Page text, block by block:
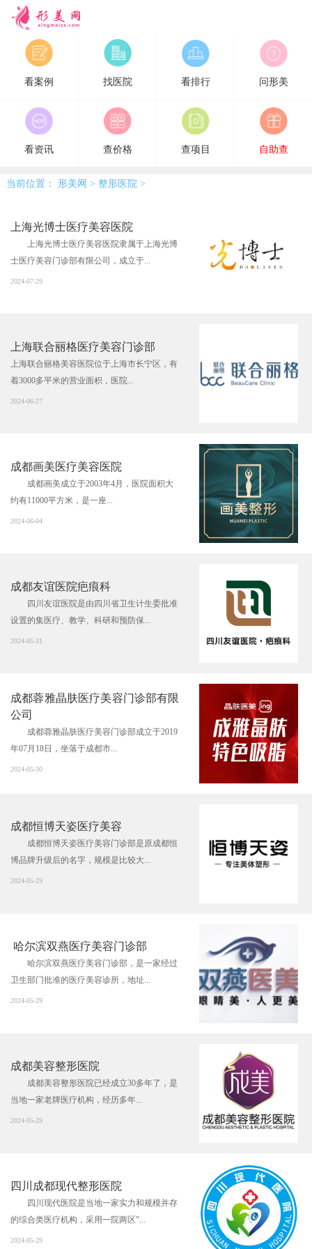
形美网
看案例 找医院 看排行 问形美
看资讯 查价格 查项目 自助查
当前位置： 形美网 > 整形医院>
上海光博士医疗美容医院
上海光博士医疗美容医院隶属于上海光博
士医疗美容门诊部有限公司，成立于...
2024-07-29
上海联合丽格医疗美容门诊部
上海联合丽格美容医院位于上海市长宁区，有
着3000多平米的营业面积，医院...
2024-06-27
成都画美医疗美容医院
成都画美成立于2003年4月，医院面积大
约有11000平方米，是一座...
2024-06-04
成都友谊医院疤痕科
四川友谊医院是由四川省卫生计生委批准
设置的集医疗、教学、科研和预防保...
2024-05-31
成都蓉雅晶肤医疗美容门诊部有限
公司
成都蓉雅晶肤医疗美容门诊部成立于2019
年07月18日，坐落于成都市...
2024-05-30
成都恒博天姿医疗美容
成都恒博天姿医疗美容门诊部是原成都恒
博品牌升级后的名字，规模是比较大...
2024-05-29
哈尔滨双燕医疗美容门诊部
哈尔滨双燕医疗美容门诊部，是一家经过
卫生部门批准的医疗美容诊所，地址...
2024-05-29
成都美容整形医院
成都美容整形医院已经成立30多年了，是
当地一家老牌医疗机构，经历多年...
2024-05-29
四川成都现代整形医院
四川现代医院是当地一家实力和规模并存
的综合类医疗机构，采用一院两区”...
2024-05-29